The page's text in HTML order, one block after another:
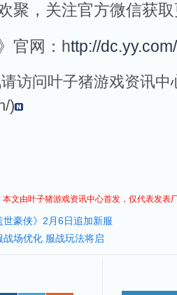
聚，关注官方微信获
网：http://dc.yy.com/
访问叶子猪游戏资讯中
)
本文由叶子猪游戏资讯中心首发，仅代表发表
豪侠》2月6日追加新服
场优化 服战玩法将启